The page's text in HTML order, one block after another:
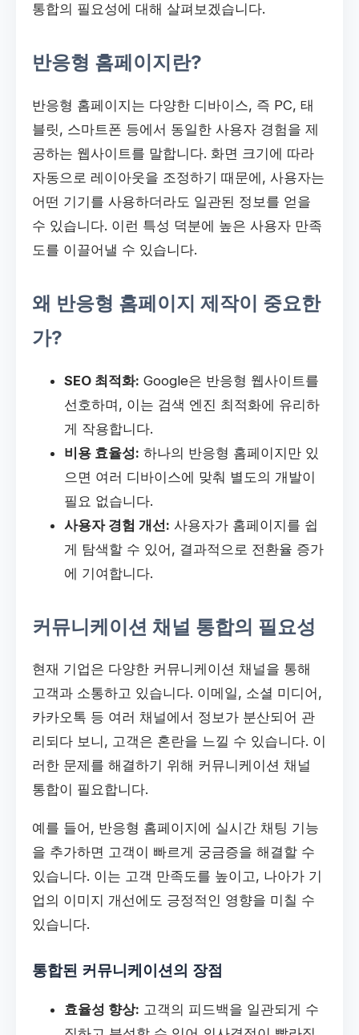
통합의 필요성에 대해 살펴보겠습니다.
반응형 홈페이지란?
반응형 홈페이지는 다양한 디바이스, 즉 PC, 태
블릿, 스마트폰 등에서 동일한 사용자 경험을 제
공하는 웹사이트를 말합니다. 화면 크기에 따라
자동으로 레이아웃을 조정하기 때문에, 사용자는
어떤 기기를 사용하더라도 일관된 정보를 얻을
수 있습니다. 이런 특성 덕분에 높은 사용자 만족
도를 이끌어낼 수 있습니다.
왜 반응형 홈페이지 제작이 중요한
가?
SEO 최적화: Google은 반응형 웹사이트를
선호하며, 이는 검색 엔진 최적화에 유리하
게 작용합니다.
비용 효율성: 하나의 반응형 홈페이지만 있
으면 여러 디바이스에 맞춰 별도의 개발이
필요 없습니다.
사용자 경험 개선: 사용자가 홈페이지를 쉽
게 탐색할 수 있어, 결과적으로 전환율 증가
에 기여합니다.
커뮤니케이션 채널 통합의 필요성
현재 기업은 다양한 커뮤니케이션 채널을 통해
고객과 소통하고 있습니다. 이메일, 소셜 미디어,
카카오톡 등 여러 채널에서 정보가 분산되어 관
리되다 보니, 고객은 혼란을 느낄 수 있습니다. 이
러한 문제를 해결하기 위해 커뮤니케이션 채널
통합이 필요합니다.
예를 들어, 반응형 홈페이지에 실시간 채팅 기능
을 추가하면 고객이 빠르게 궁금증을 해결할 수
있습니다. 이는 고객 만족도를 높이고, 나아가 기
업의 이미지 개선에도 긍정적인 영향을 미칠 수
있습니다.
통합된 커뮤니케이션의 장점
효율성 향상: 고객의 피드백을 일관되게 수